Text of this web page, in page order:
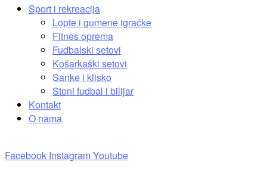
Sport i rekreacija
Lopte i gumene igračke
Fitnes oprema
Fudbalski setovi
Košarkaški setovi
Sanke i klisko
Stoni fudbal i bilijar
Kontakt
O nama
Facebook InstagramYoutube